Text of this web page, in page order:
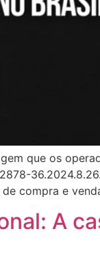
que os
compra e
A